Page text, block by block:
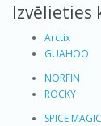
Izvēlieties
Arctix
GUAHOO
NORFIN
ROCKY
SPICE MAGIC